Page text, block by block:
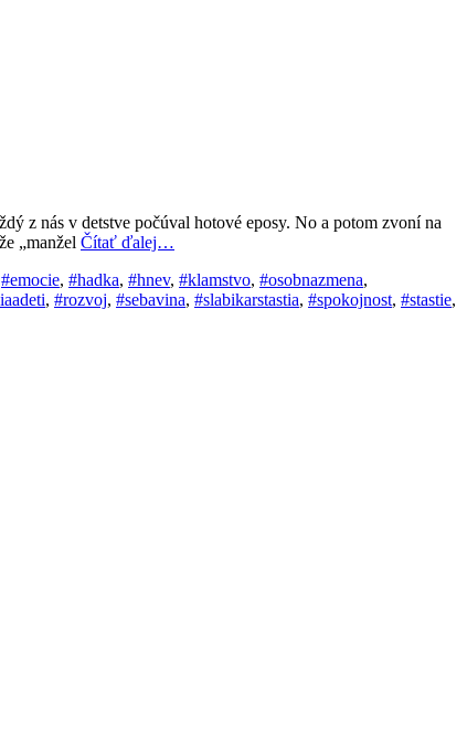
z nás v detstve počúval hotové eposy. No a potom zvoní na
„manžel Čítať ďalej…
#emocie, #hadka, #hnev, #klamstvo, #osobnazmena,
, #rozvoj, #sebavina, #slabikarstastia, #spokojnost, #stastie,